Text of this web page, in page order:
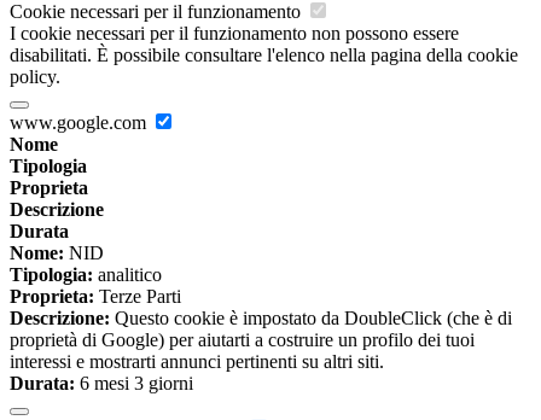
Cookie necessari per il funzionamento
I cookie necessari per il funzionamento non possono essere
disabilitati. È possibile consultare l'elenco nella pagina della cookie
policy.
www.google.com
Nome
Tipologia
Proprieta
Descrizione
Durata
Nome: NID
Tipologia: analitico
Proprieta: Terze Parti
Descrizione: Questo cookie è impostato da DoubleClick (che è di
proprietà di Google) per aiutarti a costruire un profilo dei tuoi
interessi e mostrarti annunci pertinenti su altri siti.
Durata: 6 mesi 3 giorni